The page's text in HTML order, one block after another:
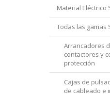
Material Eléctrico
Todas las gamas
Arrancadores
contactores y
protección
Cajas de
de cableado e